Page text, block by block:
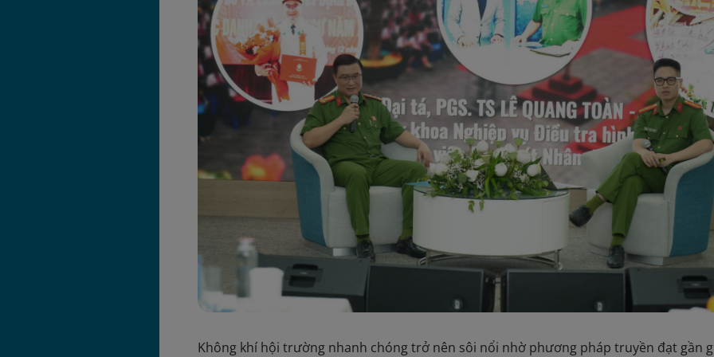
Không khí hội trường nhanh chóng trở nên sôi nổi nhờ phương pháp truyền đạt gần